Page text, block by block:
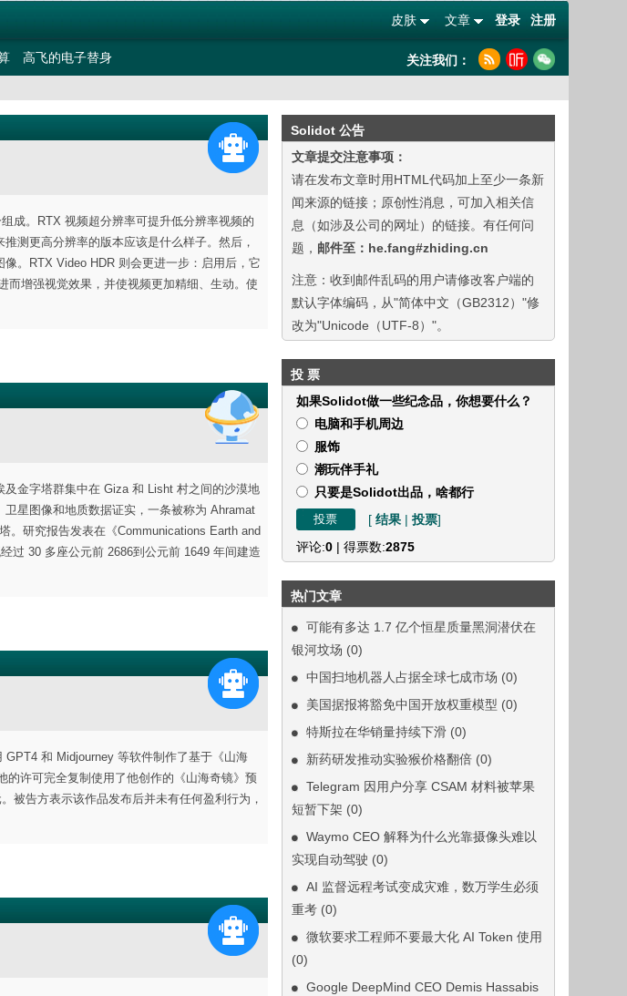
登录 注册
文章
皮肤
高飞的电子替身 关注我们：
Solidot 公告
文章提交注意事项：
请在发布文章时用HTML代码加上至少一条新
闻来源的链接；原创性消息，可加入相关信
息（如涉及公司的网址）的链接。有任何问
题， 邮件至：he.fang#zhiding.cn
注意：收到邮件乱码的用户请修改客户端的
默认字体编码，从"简体中文（GB2312）"修
改为"Unicode（UTF-8）"。
投 票
如果Solidot做一些纪念品，你想要什么？
电脑和手机周边
服饰
潮玩伴手礼
只要是Solidot出品，啥都行
[ 结果| 投票]
评论:0| 得票数:2875
热门文章
可能有多达 1.7 亿个恒星质量黑洞潜伏在
银河坟场 (0)
中国扫地机器人占据全球七成市场 (0)
美国据报将豁免中国开放权重模型 (0)
特斯拉在华销量持续下滑 (0)
新药研发推动实验猴价格翻倍 (0)
Telegram 因用户分享 CSAM 材料被苹果
短暂下架 (0)
Waymo CEO 解释为什么光靠摄像头难以
实现自动驾驶 (0)
AI 监督远程考试变成灾难，数万学生必须
重考 (0)
微软要求工程师不要最大化 AI Token 使用
(0)
Google DeepMind CEO Demis Hassabis
成。RTX 视频超分辨率可提升低分辨率视频的
测更高分辨率的版本应该是什么样子。然后，
。RTX Video HDR 则会更进一步：启用后，它
而增强视觉效果，并使视频更加精细、生动。使
金字塔群集中在 Giza 和 Lisht 村之间的沙漠地
星图像和地质数据证实，一条被称为 Ahramat
。研究报告发表在《Communications Earth and
过 30 多座公元前 2686到公元前 1649 年间建造
和 Midjourney 等软件制作了基于《山海
的许可完全复制使用了他创作的《山海奇镜》预
被告方表示该作品发布后并未有任何盈利行为，